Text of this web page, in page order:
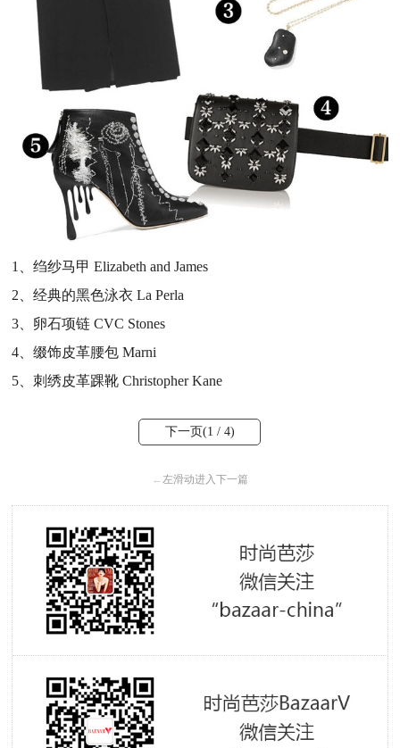
1、绉纱马甲 Elizabeth and James
2、经典的黑色泳衣 La Perla
3、卵石项链 CVC Stones
4、缀饰皮革腰包 Marni
5、刺绣皮革踝靴 Christopher Kane
下一页(1 / 4)
← 左滑动进入下一篇